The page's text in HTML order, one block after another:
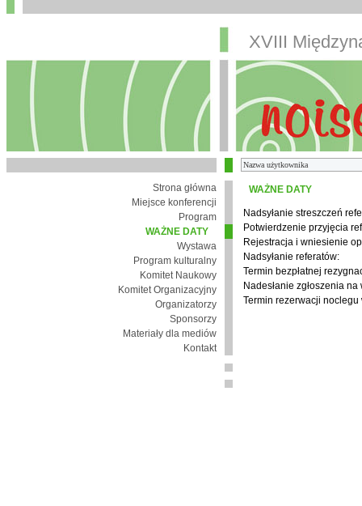
XVIII
Strona główna
Miejsce konferencji
Program
WAŻNE DATY
Wystawa
Program kulturalny
Komitet Naukowy
Komitet Organizacyjny
Organizatorzy
Sponsorzy
Materiały dla mediów
Kontakt
WAŻNE DATY
Nadsyłanie streszczeń
Potwierdzenie przyjęcia
Rejestracja i wniesienie
Nadsyłanie referatów:
Termin bezpłatnej
Nadesłanie zgłoszenia na
Termin rezerwacji